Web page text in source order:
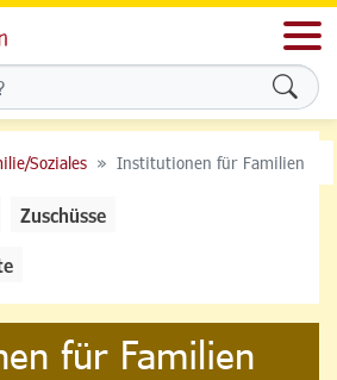
Soziales Institutionen für Familien
Zuschüsse
für Familien